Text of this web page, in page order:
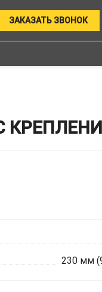
ЗАКАЗАТЬ ЗВОНОК
230 мм